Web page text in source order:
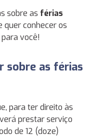
sobre as férias
quer conhecer os
você!
sobre as férias
para ter direito às
prestar serviço
de 12 (doze)